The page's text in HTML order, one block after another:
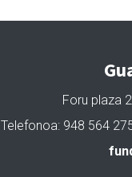
Foru plaza
Telefonoa: 948 564